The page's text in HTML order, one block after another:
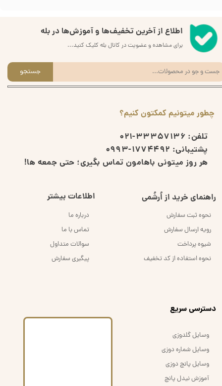
چطور میتونیم کمکتون کنیم؟
تلفن: 33357136-021
پشتیبانی: 1774492-0993
هر روز میتونی باهامون تماس بگیری؛ حتی جمعه ها!
راهنمای خرید از اُرشُمی
نحوه ثبت سفارش
رویه ارسال سفارش
شیوه پرداخت
نحوه استفاده از کد تخفیف
اطلاعات بیشتر
درباره ما
تماس با ما
سوالات متداول
پیگیری سفارش
اطلاع از آخرین تخفیف‌ها و آموزش‌ها در بله
برای مشاهده و عضویت در کانال بله کلیک کنید...
جستجو
​دسترسی سریع
وسایل گلدوزی
وسایل شماره دوزی
وسایل پانچ دوزی
آموزش نیدل پانچ